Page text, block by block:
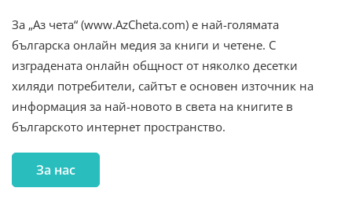
За „Аз чета“ (www.AzCheta.com) е най-голямата
българска онлайн медия за книги и четене. С
изградената онлайн общност от няколко десетки
хиляди потребители, сайтът е основен източник на
информация за най-новото в света на книгите в
българското интернет пространство.
За нас